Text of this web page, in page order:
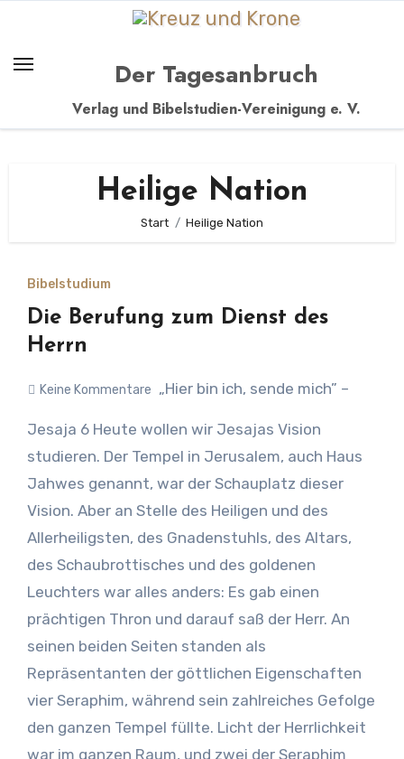
springen
Der Tagesanbruch
Verlag und Bibelstudien-Vereinigung e. V.
Heilige Nation
Start Heilige Nation
Bibelstudium
Die Berufung zum Dienst des
Herrn
Keine Kommentare „Hier bin ich, sende mich” –
Jesaja 6 Heute wollen wir Jesajas Vision
studieren. Der Tempel in Jerusalem, auch Haus
Jahwes genannt, war der Schauplatz dieser
Vision. Aber an Stelle des Heiligen und des
Allerheiligsten, des Gnadenstuhls, des Altars,
des Schaubrottisches und des goldenen
Leuchters war alles anders: Es gab einen
prächtigen Thron und darauf saß der Herr. An
seinen beiden Seiten standen als
Repräsentanten der göttlichen Eigenschaften
vier Seraphim, während sein zahlreiches Gefolge
den ganzen Tempel füllte. Licht der Herrlichkeit
war im ganzen Raum, und zwei der Seraphim